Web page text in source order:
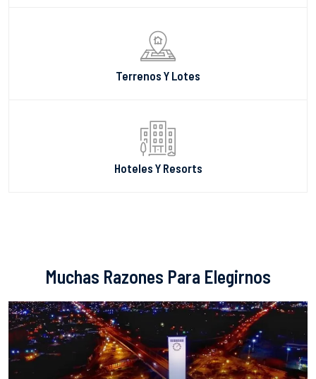
Terrenos Y Lotes
Hoteles Y Resorts
Muchas Razones Para Elegirnos